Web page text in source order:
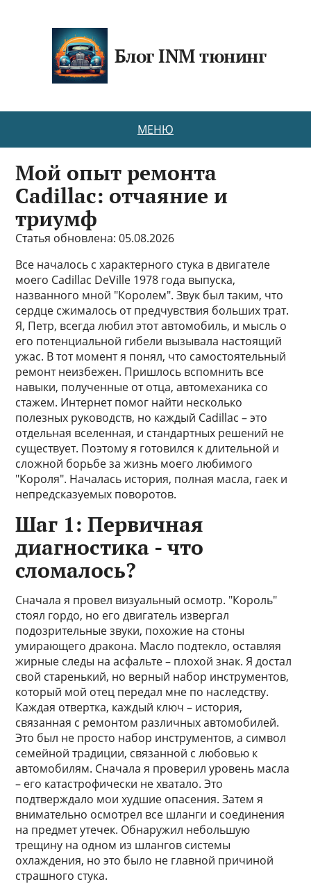
Блог INM тюнинг
МЕНЮ
Мой опыт ремонта
Cadillac: отчаяние и
триумф
Статья обновлена: 05.08.2026
Все началось с характерного стука в двигателе
моего Cadillac DeVille 1978 года выпуска,
названного мной "Королем". Звук был таким, что
сердце сжималось от предчувствия больших трат.
Я, Петр, всегда любил этот автомобиль, и мысль о
его потенциальной гибели вызывала настоящий
ужас. В тот момент я понял, что самостоятельный
ремонт неизбежен. Пришлось вспомнить все
навыки, полученные от отца, автомеханика со
стажем. Интернет помог найти несколько
полезных руководств, но каждый Cadillac – это
отдельная вселенная, и стандартных решений не
существует. Поэтому я готовился к длительной и
сложной борьбе за жизнь моего любимого
"Короля". Началась история, полная масла, гаек и
непредсказуемых поворотов.
Шаг 1: Первичная
диагностика - что
сломалось?
Сначала я провел визуальный осмотр. "Король"
стоял гордо, но его двигатель извергал
подозрительные звуки, похожие на стоны
умирающего дракона. Масло подтекло, оставляя
жирные следы на асфальте – плохой знак. Я достал
свой старенький, но верный набор инструментов,
который мой отец передал мне по наследству.
Каждая отвертка, каждый ключ – история,
связанная с ремонтом различных автомобилей.
Это был не просто набор инструментов, а символ
семейной традиции, связанной с любовью к
автомобилям. Сначала я проверил уровень масла
– его катастрофически не хватало. Это
подтверждало мои худшие опасения. Затем я
внимательно осмотрел все шланги и соединения
на предмет утечек. Обнаружил небольшую
трещину на одном из шлангов системы
охлаждения, но это было не главной причиной
страшного стука.